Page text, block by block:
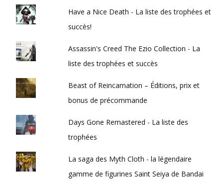
Have a Nice Death - La liste des trophées et
succès!
Assassin's Creed The Ezio Collection - La
liste des trophées et succès
Beast of Reincarnation – Éditions, prix et
bonus de précommande
Days Gone Remastered - La liste des
trophées
La saga des Myth Cloth - la légendaire
gamme de figurines Saint Seiya de Bandai